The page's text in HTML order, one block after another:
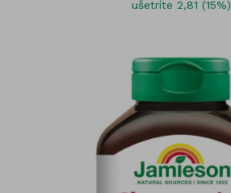
ušetríte 2,81 (15%)